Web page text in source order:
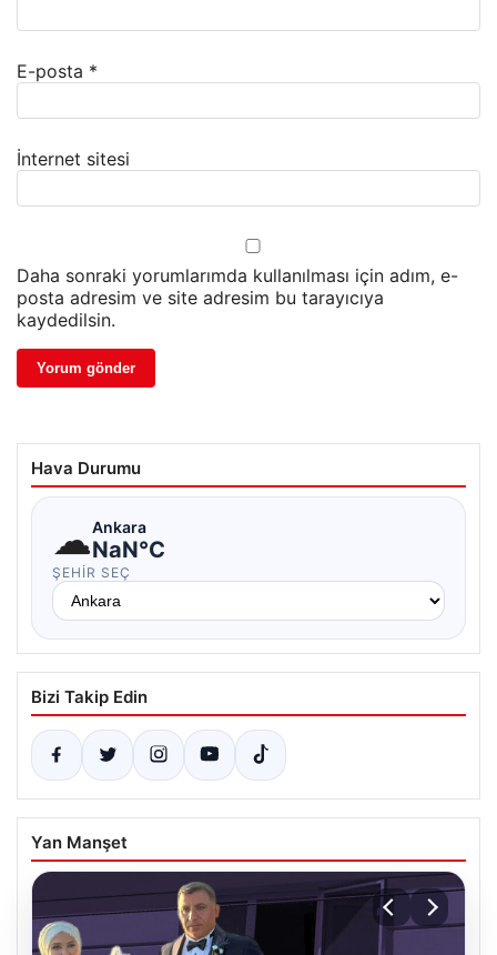
E-posta *
İnternet sitesi
Daha sonraki yorumlarımda kullanılması için adım, e-
posta adresim ve site adresim bu tarayıcıya
kaydedilsin.
Hava Durumu
☁Ankara
NaN°C
ŞEHIR SEÇ
Bizi Takip Edin
Yan Manşet